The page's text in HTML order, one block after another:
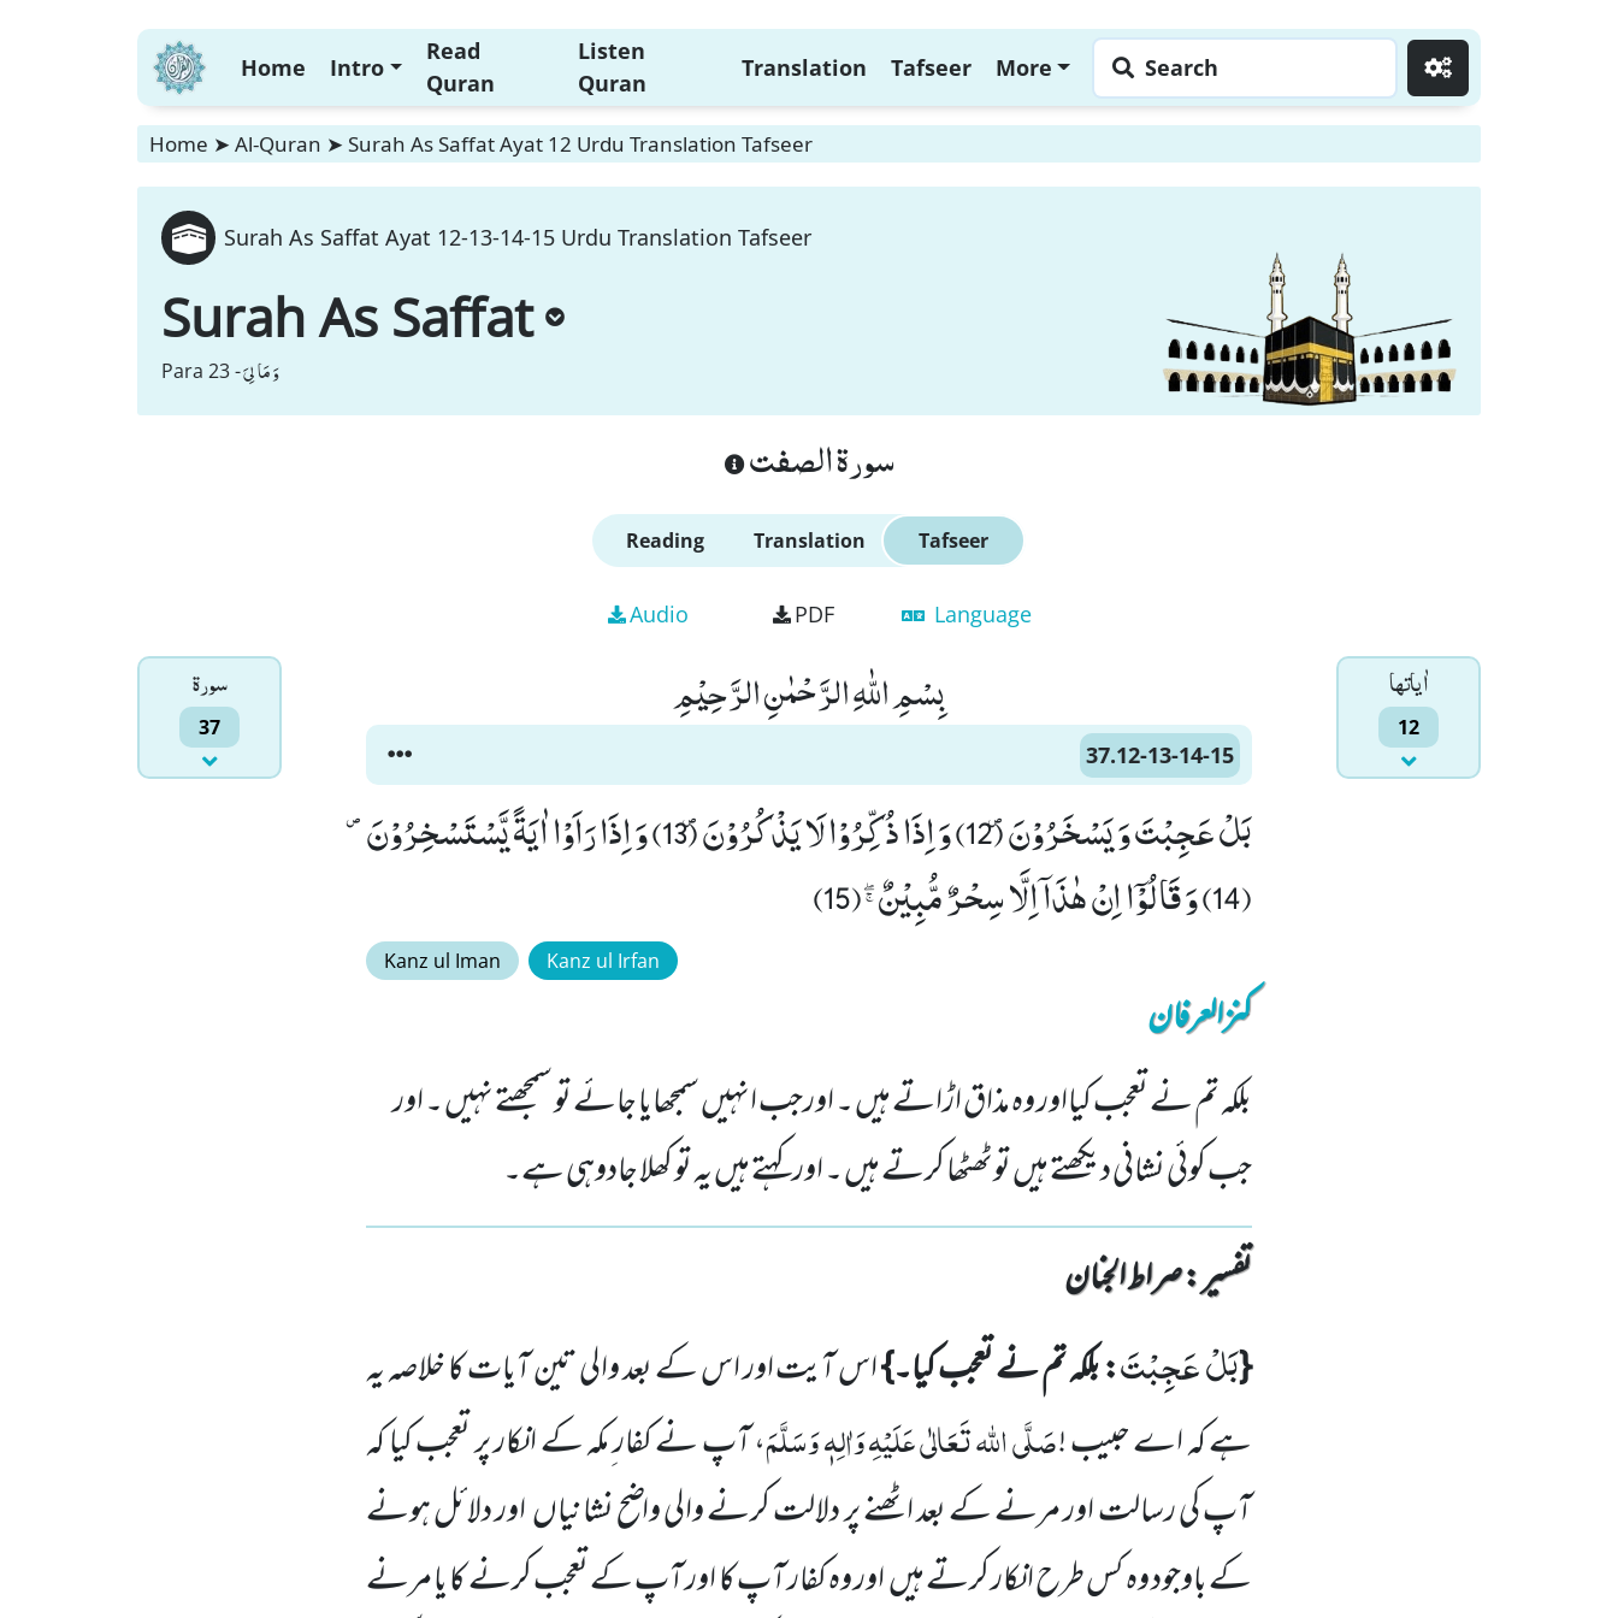
Home Intro
Read
Quran
Listen
Quran
Translation Tafseer More Search
Home ➤ Al-Quran ➤ Surah As Saffat Ayat 12 Urdu Translation Tafseer
Surah As Saffat Ayat 12-13-14-15 Urdu Translation Tafseer
Surah As Saffat
Para 23 -وَ مَا لِیَ
سورة الصفت
Reading Translation Tafseer
Audio PDF Language
سورۃ
37
اٰياتها
12
بِسْمِ اللّٰهِ الرَّحْمٰنِ الرَّحِیْمِ
37.12-13-14-15
بَلْ عَجِبْتَ وَ یَسْخَرُوْنَ۪ (12) وَ اِذَا ذُكِّرُوْا لَا یَذْكُرُوْنَ۪ (13) وَ اِذَا رَاَوْا اٰیَةً یَّسْتَسْخِرُوْنَ۪
(14) وَ قَالُوْۤا اِنْ هٰذَاۤ اِلَّا سِحْرٌ مُّبِیْنٌﭕ(15)
Kanz ul Iman Kanz ul Irfan
کنزالعرفان
بلکہ تم نے تعجب کیااور وہ مذاق اڑاتے ہیں ۔ اورجب انہیں سمجھایا جائے تو سمجھتے نہیں ۔ اور
جب کوئی نشانی دیکھتے ہیں توٹھٹھا کرتے ہیں ۔ اور کہتے ہیں یہ تو کھلا جادوہی ہے۔
تفسیر : ‎صراط الجنان
{بَلْ عَجِبْتَ: بلکہ تم نے تعجب کیا۔}اس آیت اور اس کے بعد والی تین آیات کا خلاصہ یہ
ہے کہ اے حبیب !صَلَّی اللہ تَعَالٰی عَلَیْہِ وَاٰلِہٖ وَسَلَّمَ، آپ نے کفار ِمکہ کے انکار پر تعجب کیا کہ
آپ کی رسالت اور مرنے کے بعد اٹھنے پر دلالت کرنے والی واضح نشانیاں اور دلائل ہونے
کے باوجود وہ کس طرح انکار کرتے ہیں اور وہ کفار آپ کا اور آپ کے تعجب کرنے کا یا مرنے